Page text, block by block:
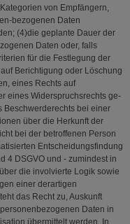
von Empfängern,
bezogenen Daten
(4)die geplante Dauer der
Daten oder, falls
für die Festlegung der
Berichtigung oder Löschung
eines Rechts auf
eines Widerspruchsrechts ge-
Beschwerderechts bei einer
über die Herkunft der
bei der betroffenen Person
Entscheidungsfindung
4 DSGVO und - zumindest in
die involvierte Logik sowie
einer derartigen
das Recht zu, Auskunft
Daten in
übermittelt werden. In